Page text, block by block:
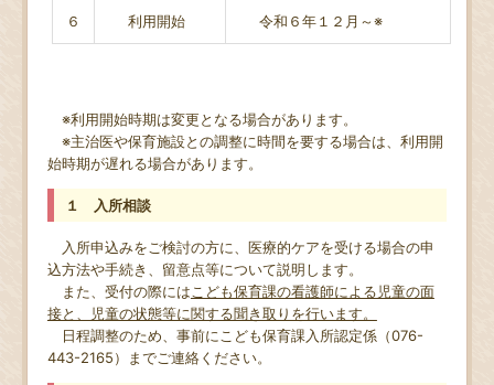
６ 利用開始 令和６年１２月～※
※利用開始時期は変更となる場合があります。
※主治医や保育施設との調整に時間を要する場合は、利用開
始時期が遅れる場合があります。
１ 入所相談
入所申込みをご検討の方に、医療的ケアを受ける場合の申
込方法や手続き、留意点等について説明します。
また、受付の際には こども保育課の看護師による児童の面
接と、児童の状態等に関する聞き取りを行います。
日程調整のため、事前にこども保育課入所認定係（076-
443-2165）までご連絡ください。